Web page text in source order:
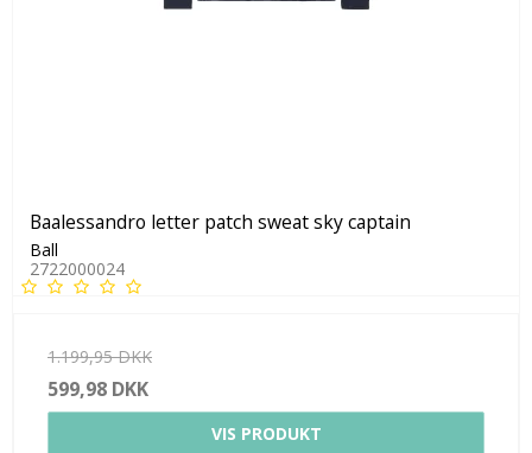
Baalessandro letter patch sweat sky captain
Ball
2722000024
1.199,95 DKK
599,98 DKK
VIS PRODUKT